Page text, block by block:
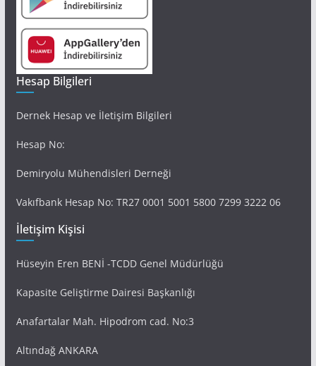
Hesap Bilgileri
Dernek Hesap ve İletişim Bilgileri
Hesap No:
Demiryolu Mühendisleri Derneği
Vakıfbank Hesap No: TR27 0001 5001 5800 7299 3222 06
İletişim Kişisi
Hüseyin Eren BENİ -TCDD Genel Müdürlüğü
Kapasite Geliştirme Dairesi Başkanlığı
Anafartalar Mah. Hipodrom cad. No:3
Altındağ ANKARA